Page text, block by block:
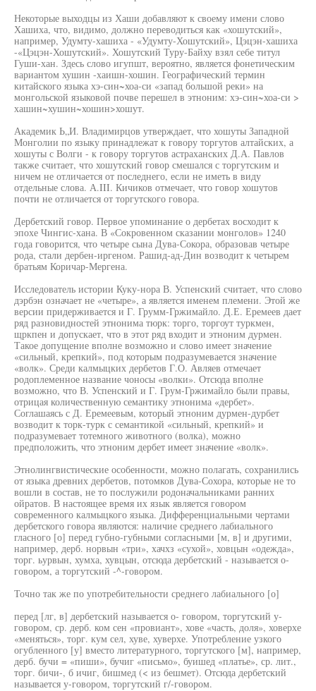
Некоторые выходцы из Хаши добавляют к своему имени слово
Хашиха, что, видимо, должно переводиться как «хошутский»,
например, Удумту-хашиха - «Удумту-Хошутский», Цэцэн-хашиха
-«Цэцэн-Хошутский». Хошутский Туру-Байху взял себе титул
Гуши-хан. Здесь слово игупшт, вероятно, является фонетическим
вариантом хушин -хаишн-хошин. Географический термин
китайского языка хэ-син~хоа-си «запад большой реки» на
монгольской языковой почве перешел в этноним: хэ-син~хоа-си >
хашин~хушин~хошин>хошут.
Академик Ь„И. Владимирцов утверждает, что хошуты Западной
Монголии по языку принадлежат к говору торгутов алтайских, а
хошуты с Волги - к говору торгутов астраханских Д.А. Павлов
также считает, что хошутский говор смешался с торгутским и
ничем не отличается от последнего, если не иметь в виду
отдельные слова. А.III. Кичиков отмечает, что говор хошутов
почти не отличается от торгутского говора.
Дербетский говор. Первое упоминание о дербетах восходит к
эпохе Чингис-хана. В «Сокровенном сказании монголов» 1240
года говорится, что четыре сына Дува-Сокора, образовав четыре
рода, стали дербен-иргеном. Рашид-ад-Дин возводит к четырем
братьям Коричар-Мергена.
Исследователь истории Куку-нора В. Успенский считает, что слово
дэрбэн означает не «четыре», а является именем племени. Этой же
версии придерживается и Г. Грумм-Гржимайло. Д.Е. Еремеев дает
ряд разновидностей этнонима тюрк: торго, торгоут туркмен,
щркпен и допускает, что в этот ряд входит и этноним дурмен.
Такое допущение вполне возможно и слово имеет значение
«сильный, крепкий», под которым подразумевается значение
«волк». Среди калмыцких дербетов Г.О. Авляев отмечает
родоплеменное название чоносы «волки». Отсюда вполне
возможно, что В. Успенский и Г. Грум-Гржимайло были правы,
отрицая количественную семантику этнонима «дербет».
Соглашаясь с Д. Еремеевым, который этноним дурмен-дурбет
возводит к торк-турк с семантикой «сильный, крепкий» и
подразумевает тотемного животного (волка), можно
предположить, что этноним дербет имеет значение «волк».
Этнолингвистические особенности, можно полагать, сохранились
от языка древних дербетов, потомков Дува-Сохора, которые не то
вошли в состав, не то послужили родоначальниками ранних
ойратов. В настоящее время их язык является говором
современного калмыцкого языка. Дифференциальными чертами
дербетского говора являются: наличие среднего лабиального
гласного [о] перед губно-губными согласными [м, в] и другими,
например, дерб. норвын «три», хачхз «сухой», ховцын «одежда»,
торг. ьурвын, хумха, хувцын, отсюда дербетский - называется о-
говором, а торгутский -^-говором.
Точно так же по употребительности среднего лабиального [о]
перед [лг, в] дербетский называется о- говором, торгутский у-
говором, ср. дерб. ком сен «провиант», хове «часть, доля», ховерхе
«меняться», торг. кум сел, хуве, хуверхе. Употребление узкого
огубленного [у] вместо литературного, торгутского [м], например,
дерб. бучи = «пиши», бучиг «письмо», буишед «платье», ср. лит.,
торг. бичи-, б ичиг, бишмед (< из бешмет). Отсюда дербетский
называется у-говором, торгутский г/-говором.